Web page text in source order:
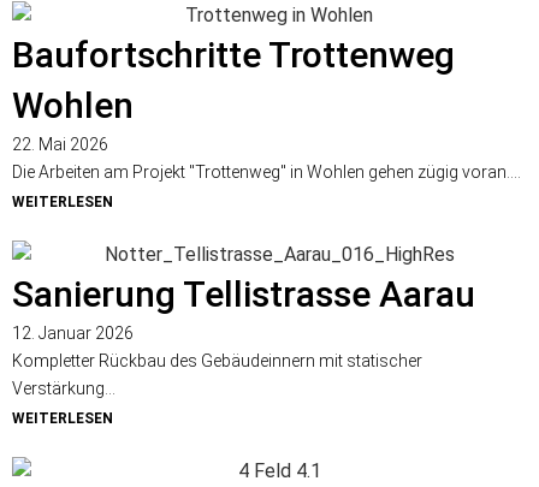
Baufortschritte Trottenweg
Wohlen
22. Mai 2026
Die Arbeiten am Projekt "Trottenweg" in Wohlen gehen zügig voran....
WEITERLESEN
Sanierung Tellistrasse Aarau
12. Januar 2026
Kompletter Rückbau des Gebäudeinnern mit statischer
Verstärkung...
WEITERLESEN